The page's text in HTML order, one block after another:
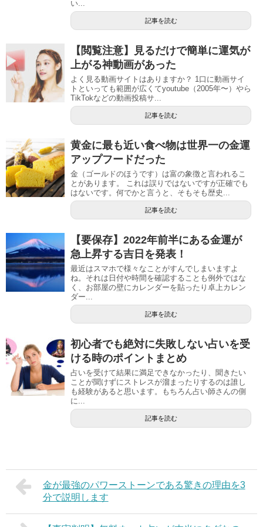
い...
記事を読む
【閲覧注意】見るだけで簡単に運気が
上がる神動画があった
よく見る動画サイトはありますか？ 1口に動画サイ
トといっても範囲が広くてyoutube（2005年〜）やら
TikTokなどの動画投稿サ...
記事を読む
黄金に最も近い食べ物は世界一の金運
アップフードだった
金（ゴールドのほうです）は富の象徴と言われるこ
とがあります。 これは誤りではないですが正確でも
はないです。何でかと言うと、そもそも歴史...
記事を読む
【要保存】2022年前半にある金運が
急上昇する吉日を発表！
最近はスマホで様々なことがすんでしまいますよ
ね。それは日付や時間を確認することも例外ではな
く、お部屋の壁にカレンダーを貼ったり卓上カレン
ダー...
記事を読む
初心者でも絶対に失敗しない占いを受
ける時のポイントまとめ
占いを受けて結果に満足できなかったり、聞きたい
ことが聞けずにストレスが溜まったりするのは誰し
も経験があると思います。もちろん占い師さんの側
に...
記事を読む
金が最強のパワーストーンである驚きの理由を3
分で説明します